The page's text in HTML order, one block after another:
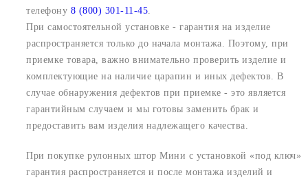
телефону 8 (800) 301-11-45
При самостоятельной установке - гарантия на изделие
распространяется только до начала монтажа. Поэтому, при
приемке товара, важно внимательно проверить изделие и
комплектующие на наличие царапин и иных дефектов. В
случае обнаружения дефектов при приемке - это является
гарантийным случаем и мы готовы заменить брак и
предоставить вам изделия надлежащего качества.
При покупке рулонных штор Мини с установкой «под ключ»
гарантия распространяется и после монтажа изделий и